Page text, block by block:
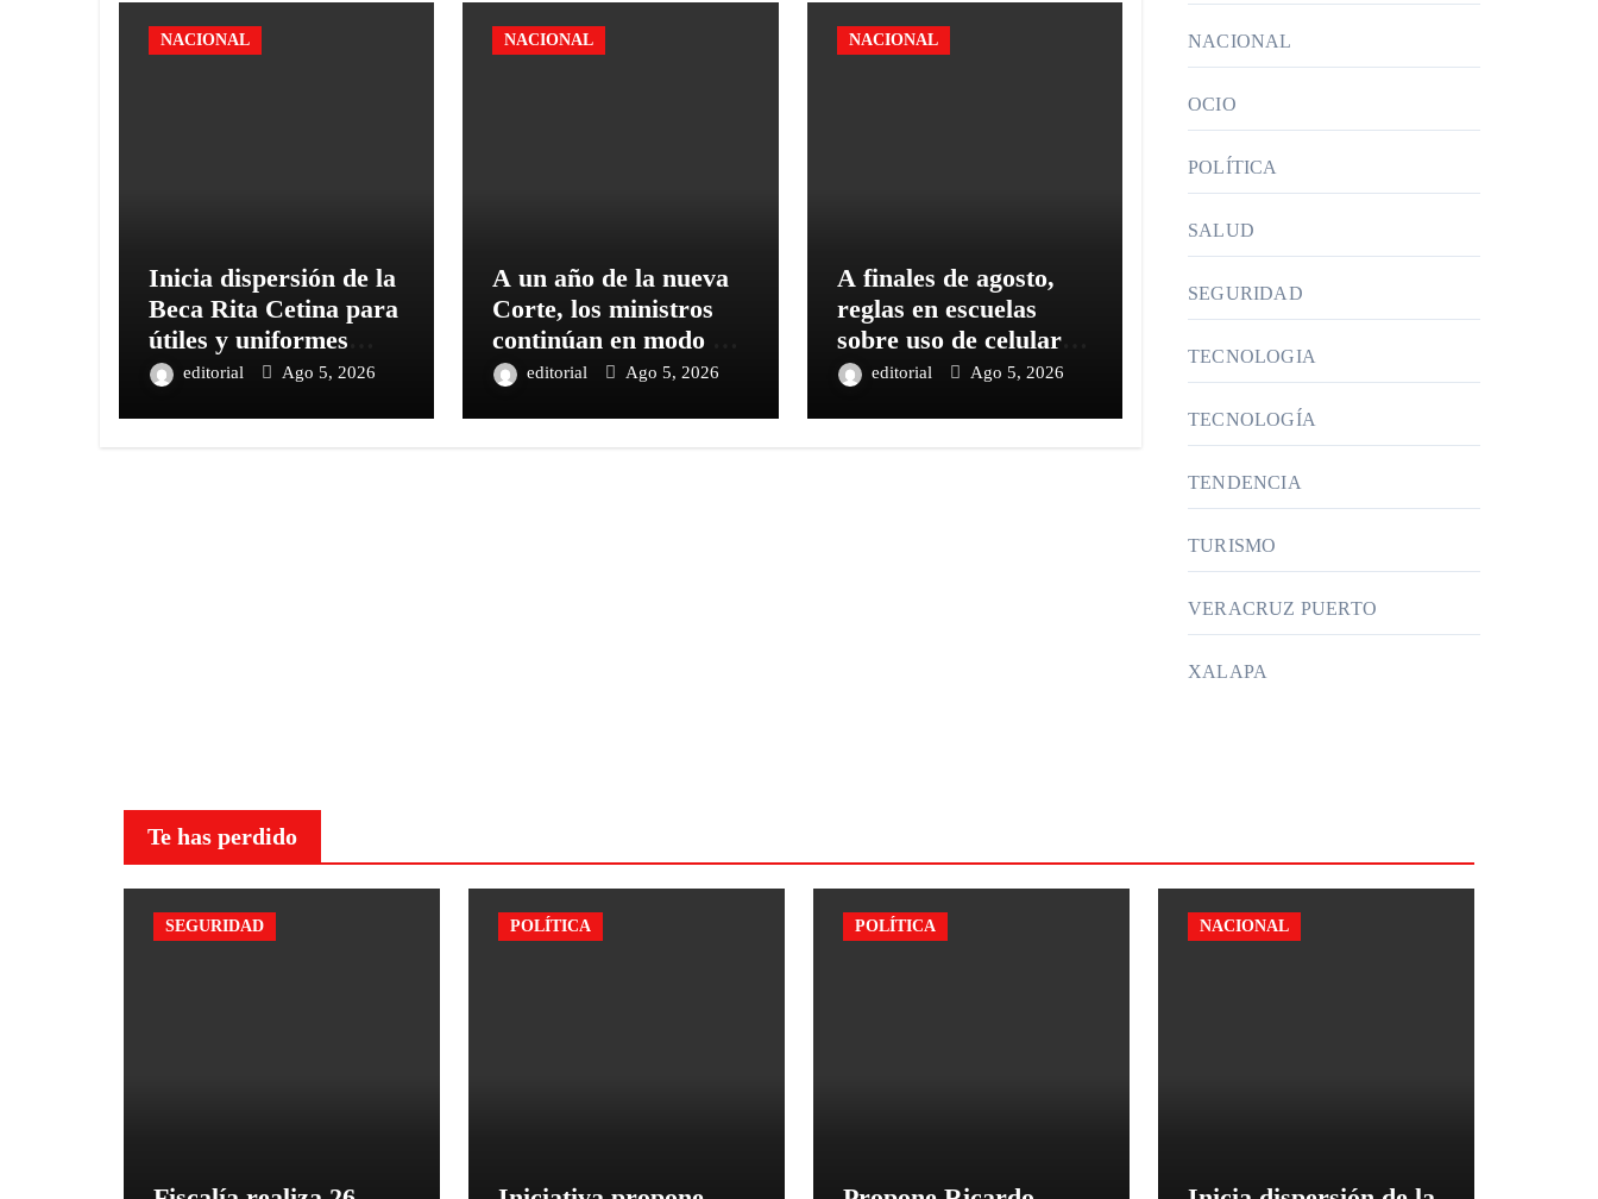
NACIONAL
Inicia dispersión de la
Beca Rita Cetina para
útiles y uniformes
escolares en primaria:
editorial Ago 5, 2026
NACIONAL
A un año de la nueva
Corte, los ministros
continúan en modo de
prueba
editorial Ago 5, 2026
NACIONAL
A finales de agosto,
reglas en escuelas
sobre uso de celulares
y redes sociales:
editorial Ago 5, 2026
NACIONAL
OCIO
POLÍTICA
SALUD
SEGURIDAD
TECNOLOGIA
TECNOLOGÍA
TENDENCIA
TURISMO
VERACRUZ PUERTO
XALAPA
Te has perdido
SEGURIDAD POLÍTICA POLÍTICA NACIONAL